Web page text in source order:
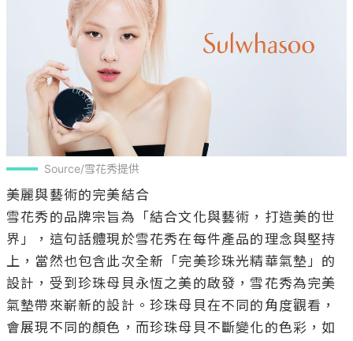
Source/雪花秀提供
美麗與藝術的完美結合
雪花秀的品牌宗旨為「結合文化與藝術，打造美的世
界」，這句話體現於雪花秀在每件產品的理念與堅持
上，當然也包含此次全新「完美珍珠光精華氣墊」的
設計，受到珍珠母貝永恆之美的啟發，雪花秀為完美
氣墊帶來嶄新的設計。珍珠母貝在不同的角度觀看，
會展現不同的顏色，而珍珠母貝不斷變化的色彩，如